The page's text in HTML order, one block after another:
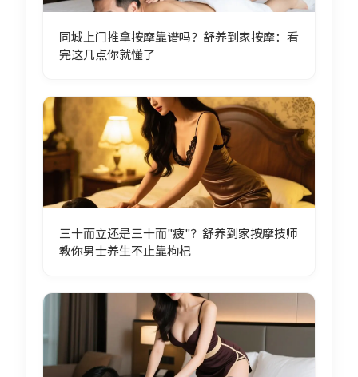
同城上门推拿按摩靠谱吗？舒养到家按摩：看
完这几点你就懂了
三十而立还是三十而"疲"？舒养到家按摩技师
教你男士养生不止靠枸杞